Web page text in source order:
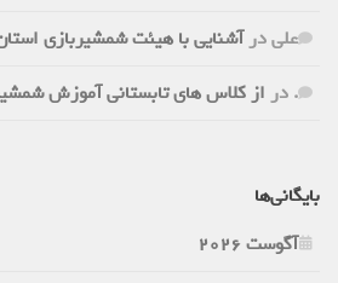
علیدرآشنایی با هیئت شمشیربازی استان
.دراز کلاس های تابستانی آموزش
بایگانی‌ها
آگوست 2026